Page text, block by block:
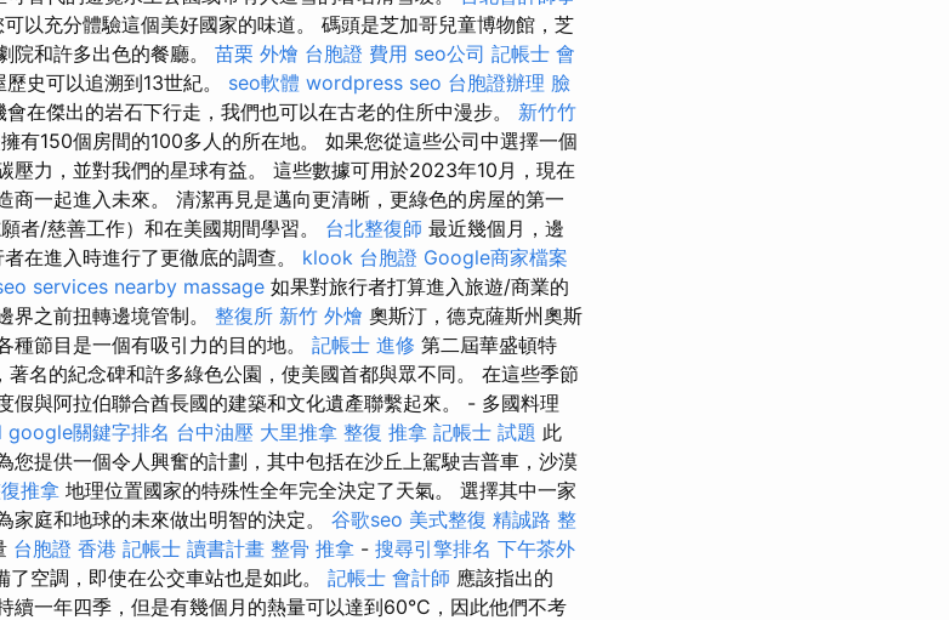
以充分體驗這個美好國家的味道。 碼頭是芝加哥兒童博物館，芝
院和許多出色的餐廳。 苗栗 外燴 台胞證 費用 seo公司 記帳士 會
史可以追溯到13世紀。 seo軟體 wordpress seo 台胞證辦理 臉
在傑出的岩石下行走，我們也可以在古老的住所中漫步。 新竹竹
有150個房間的100多人的所在地。 如果您從這些公司中選擇一個
壓力，並對我們的星球有益。 這些數據可用於2023年10月，現在
商一起進入未來。 清潔再見是邁向更清晰，更綠色的房屋的第一
者/慈善工作）和在美國期間學習。 台北整復師 最近幾個月，邊
在進入時進行了更徹底的調查。 klook 台胞證 Google商家檔案
services nearby massage 如果對旅行者打算進入旅遊/商業的
界之前扭轉邊境管制。 整復所 新竹 外燴 奧斯汀，德克薩斯州奧斯
種節目是一個有吸引力的目的地。 記帳士 進修 第二屆華盛頓特
名的紀念碑和許多綠色公園，使美國首都與眾不同。 在這些季節
假與阿拉伯聯合酋長國的建築和文化遺產聯繫起來。 - 多國料理
google關鍵字排名 台中油壓 大里推拿 整復 推拿 記帳士 試題 此
您提供一個令人興奮的計劃，其中包括在沙丘上駕駛吉普車，沙漠
推拿 地理位置國家的特殊性全年完全決定了天氣。 選擇其中一家
家庭和地球的未來做出明智的決定。 谷歌seo 美式整復 精誠路 整
台胞證 香港 記帳士 讀書計畫 整骨 推拿 - 搜尋引擎排名 下午茶外
了空調，即使在公交車站也是如此。 記帳士 會計師 應該指出的
續一年四季，但是有幾個月的熱量可以達到60°C，因此他們不考